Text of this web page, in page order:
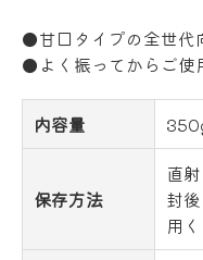
●甘口タイプの全世代
●よく振ってからご使
内容量
保存方法
直
封
用